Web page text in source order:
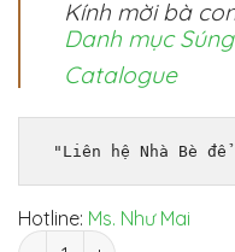
Kính mời bà
Danh mục
Catalogue
"Liên hệ Nhà Bè
Hotline: Ms. Như Mai
Súng tưới cây Rocket